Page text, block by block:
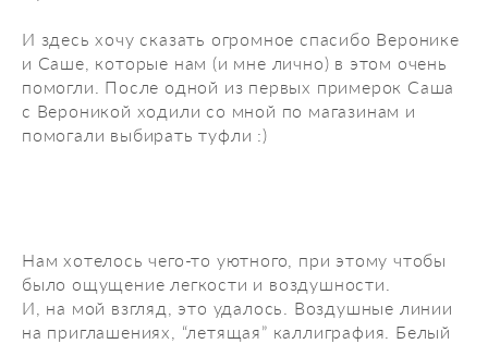
И здесь хочу сказать огромное спасибо Веронике
и Саше, которые нам (и мне лично) в этом очень
помогли. После одной из первых примерок Саша
с Вероникой ходили со мной по магазинам и
помогали выбирать туфли :)
Нам хотелось чего-то уютного, при этому чтобы
было ощущение легкости и воздушности.
И, на мой взгляд, это удалось. Воздушные линии
на приглашениях, “летящая” каллиграфия. Белый